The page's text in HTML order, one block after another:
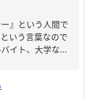
』という人間で
いう言葉なので
イト、大学な...